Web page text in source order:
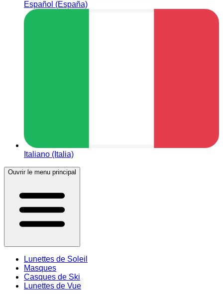
Español (España)
Italiano (Italia)
Ouvrir le menu principal
Lunettes de Soleil
Masques
Casques de Ski
Lunettes de Vue